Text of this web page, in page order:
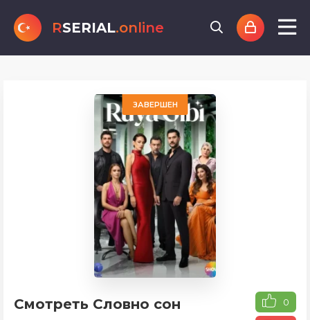
RSERIAL.online
ЗАВЕРШЕН
Смотреть Словно сон 0